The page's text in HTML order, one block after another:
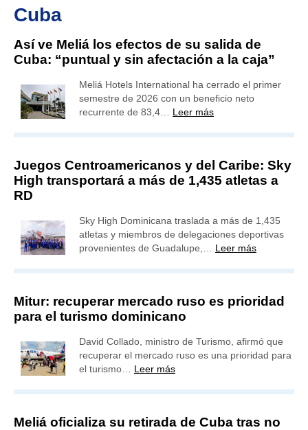
Cuba
Así ve Meliá los efectos de su salida de
Cuba: “puntual y sin afectación a la caja”
Meliá Hotels International ha cerrado el primer
semestre de 2026 con un beneficio neto
recurrente de 83,4… Leer más
Juegos Centroamericanos y del Caribe: Sky
High transportará a más de 1,435 atletas a
RD
Sky High Dominicana traslada a más de 1,435
atletas y miembros de delegaciones deportivas
provenientes de Guadalupe,… Leer más
Mitur: recuperar mercado ruso es prioridad
para el turismo dominicano
David Collado, ministro de Turismo, afirmó que
recuperar el mercado ruso es una prioridad para
el turismo… Leer más
Meliá oficializa su retirada de Cuba tras no